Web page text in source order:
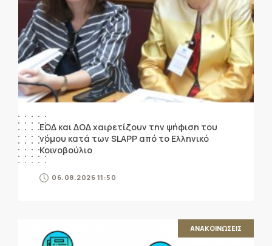
ΕΟΔ και ΔΟΔ χαιρετίζουν την ψήφιση του
νόμου κατά των SLAPP από το Ελληνικό
Κοινοβούλιο
06.08.2026 11:50
ΑΝΑΚΟΙΝΩΣΕΙΣ